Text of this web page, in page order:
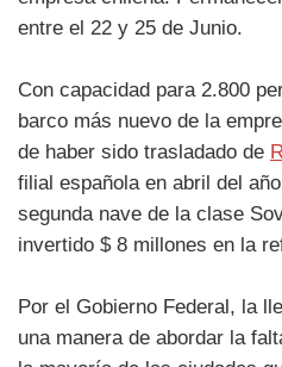
entre el 22 y 25 de Junio.
Con capacidad para 2.800
barco más nuevo de la
de haber sido trasladado de
filial española en abril del
segunda nave de la clase
invertido $ 8 millones en la
Por el Gobierno Federal, la
una manera de abordar la